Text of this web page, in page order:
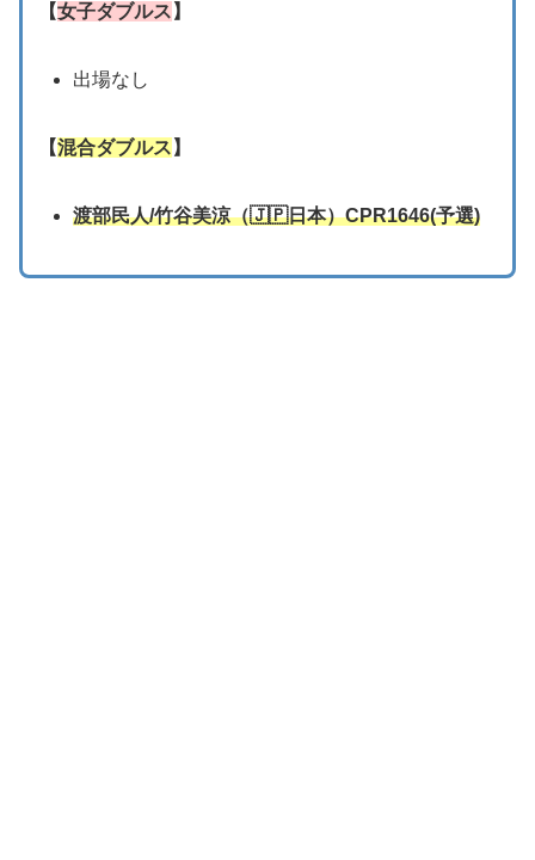
【女子ダブルス 】
出場なし
【混合ダブルス 】
渡部民人/竹谷美涼（🇯🇵日本）CPR1646(予選)